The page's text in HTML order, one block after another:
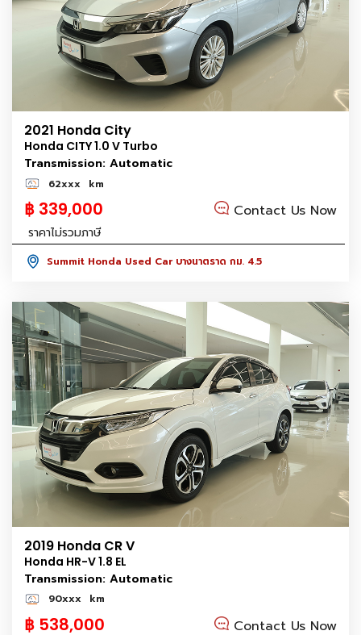
2021 Honda City
Honda CITY 1.0 V Turbo
Transmission: Automatic
62xxx km
฿ 339,000 Contact Us Now
ราคาไม่รวมภาษี
Summit Honda Used Car บางนาตราด กม. 4.5
2019 Honda CR V
Honda HR-V 1.8 EL
Transmission: Automatic
90xxx km
฿ 538,000 Contact Us Now